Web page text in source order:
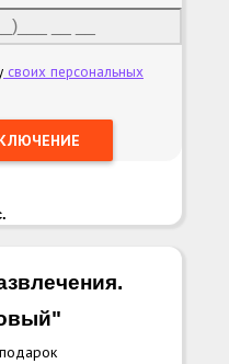
своих персональных
"